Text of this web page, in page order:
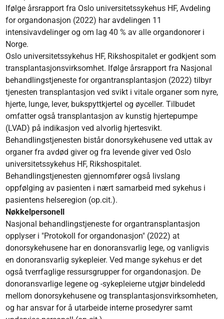
Ifølge årsrapport fra Oslo universitetssykehus HF, Avdeling
for organdonasjon (2022) har avdelingen 11
intensivavdelinger og om lag 40 % av alle organdonorer i
Norge.
Oslo universitetssykehus HF, Rikshospitalet er godkjent som
transplantasjonsvirksomhet. Ifølge årsrapport fra Nasjonal
behandlingstjeneste for organtransplantasjon (2022) tilbyr
tjenesten transplantasjon ved svikt i vitale organer som nyre,
hjerte, lunge, lever, bukspyttkjertel og øyceller. Tilbudet
omfatter også transplantasjon av kunstig hjertepumpe
(LVAD) på indikasjon ved alvorlig hjertesvikt.
Behandlingstjenesten bistår donorsykehusene ved uttak av
organer fra avdød giver og fra levende giver ved Oslo
universitetssykehus HF, Rikshospitalet.
Behandlingstjenesten gjennomfører også livslang
oppfølging av pasienten i nært samarbeid med sykehus i
pasientens helseregion (op.cit.).
Nøkkelpersonell
Nasjonal behandlingstjeneste for organtransplantasjon
opplyser i "Protokoll for organdonasjon" (2022) at
donorsykehusene har en donoransvarlig lege, og vanligvis
en donoransvarlig sykepleier. Ved mange sykehus er det
også tverrfaglige ressursgrupper for organdonasjon. De
donoransvarlige legene og -sykepleierne utgjør bindeledd
mellom donorsykehusene og transplantasjonsvirksomheten,
og har ansvar for å utarbeide interne prosedyrer samt